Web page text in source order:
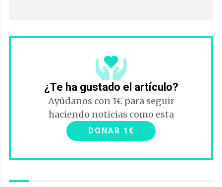
¿Te ha gustado el artículo?
Ayúdanos con 1€ para seguir
haciendo noticias como esta
DONAR 1€